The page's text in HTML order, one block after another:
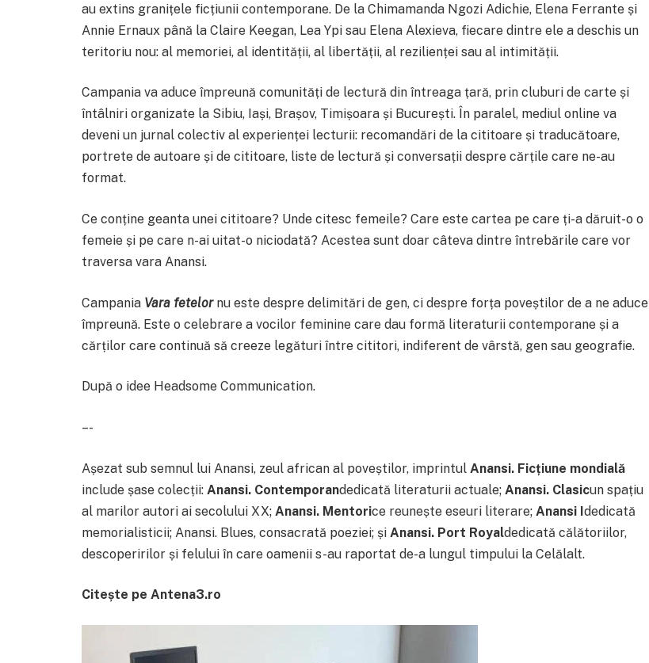
au extins granițele ficțiunii contemporane. De la Chimamanda Ngozi Adichie, Elena Ferrante și
Annie Ernaux până la Claire Keegan, Lea Ypi sau Elena Alexieva, fiecare dintre ele a deschis un
teritoriu nou: al memoriei, al identității, al libertății, al rezilienței sau al intimității.
Campania va aduce împreună comunități de lectură din întreaga țară, prin cluburi de carte și
întâlniri organizate la Sibiu, Iași, Brașov, Timișoara și București. În paralel, mediul online va
deveni un jurnal colectiv al experienței lecturii: recomandări de la cititoare și traducătoare,
portrete de autoare și de cititoare, liste de lectură și conversații despre cărțile care ne-au
format.
Ce conține geanta unei cititoare? Unde citesc femeile? Care este cartea pe care ți-a dăruit-o o
femeie și pe care n-ai uitat-o niciodată? Acestea sunt doar câteva dintre întrebările care vor
traversa vara Anansi.
Campania Vara fetelornu este despre delimitări de gen, ci despre forța poveștilor de a ne aduce
împreună. Este o celebrare a vocilor feminine care dau formă literaturii contemporane și a
cărților care continuă să creeze legături între cititori, indiferent de vârstă, gen sau geografie.
După o idee Headsome Communication.
–-
Așezat sub semnul lui Anansi, zeul african al poveștilor, imprintul Anansi. Ficțiune mondială
include șase colecții: Anansi. Contemporandedicată literaturii actuale; Anansi. Clasicun spațiu
al marilor autori ai secolului XX; Anansi. Mentorice reunește eseuri literare; Anansi Idedicată
memorialisticii; Anansi. Blues, consacrată poeziei; și Anansi. Port Royaldedicată călătoriilor,
descoperirilor și felului în care oamenii s-au raportat de-a lungul timpului la Celălalt.
Citește pe Antena3.ro